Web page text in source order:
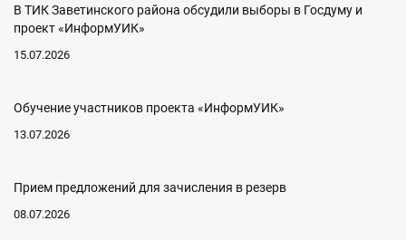
В ТИК Заветинского района обсудили выборы в Госдуму и
проект «ИнформУИК»
15.07.2026
Обучение участников проекта «ИнформУИК»
13.07.2026
Прием предложений для зачисления в резерв
08.07.2026